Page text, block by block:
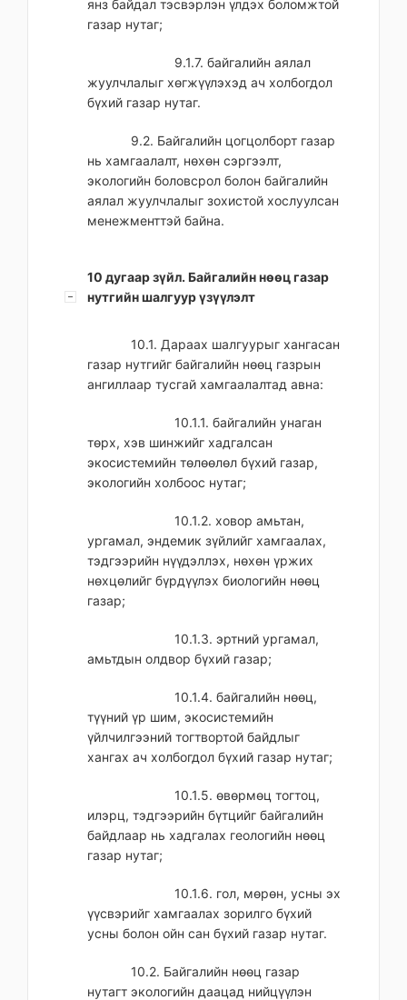
янз байдал тэсвэрлэн үлдэх боломжтой
газар нутаг;
9.1.7. байгалийн аялал
жуулчлалыг хөгжүүлэхэд ач холбогдол
бүхий газар нутаг.
9.2. Байгалийн цогцолборт газар
нь хамгаалалт, нөхөн сэргээлт,
экологийн боловсрол болон байгалийн
аялал жуулчлалыг зохистой хослуулсан
менежменттэй байна.
10 дугаар зүйл. Байгалийн нөөц газар
нутгийн шалгуур үзүүлэлт
10.1. Дараах шалгуурыг хангасан
газар нутгийг байгалийн нөөц газрын
ангиллаар тусгай хамгаалалтад авна:
10.1.1. байгалийн унаган
төрх, хэв шинжийг хадгалсан
экосистемийн төлөөлөл бүхий газар,
экологийн холбоос нутаг;
10.1.2. ховор амьтан,
ургамал, эндемик зүйлийг хамгаалах,
тэдгээрийн нүүдэллэх, нөхөн үржих
нөхцөлийг бүрдүүлэх биологийн нөөц
газар;
10.1.3. эртний ургамал,
амьтдын олдвор бүхий газар;
10.1.4. байгалийн нөөц,
түүний үр шим, экосистемийн
үйлчилгээний тогтвортой байдлыг
хангах ач холбогдол бүхий газар нутаг;
10.1.5. өвөрмөц тогтоц,
илэрц, тэдгээрийн бүтцийг байгалийн
байдлаар нь хадгалах геологийн нөөц
газар нутаг;
10.1.6. гол, мөрөн, усны эх
үүсвэрийг хамгаалах зорилго бүхий
усны болон ойн сан бүхий газар нутаг.
10.2. Байгалийн нөөц газар
нутагт экологийн даацад нийцүүлэн